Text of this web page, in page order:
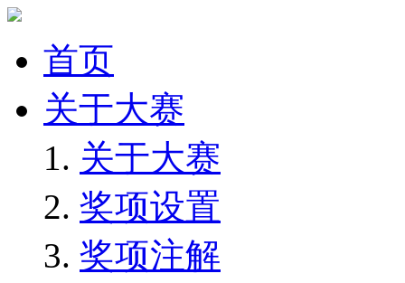
首页
关于大赛
关于大赛
奖项设置
奖项注解